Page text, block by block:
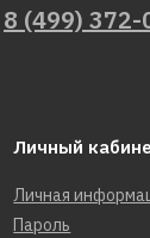
8 (499) 372-
Личный
Личная
Пароль